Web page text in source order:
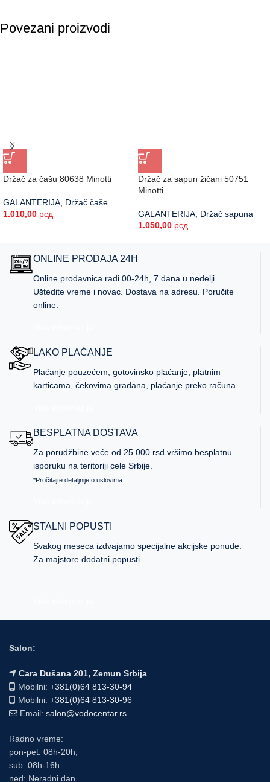
Povezani proizvodi
Držač za čašu 80638 Minotti
GALANTERIJA Držač čaše
1.010,00 рсд
Držač za sapun žičani 50751
Minotti
GALANTERIJA Držač sapuna
1.050,00 рсд
ONLINE PRODAJA 24H
Online prodavnica radi 00-24h, 7 dana u nedelji.
Uštedite vreme i novac. Dostava na adresu. Poručite
online.
LAKO PLAĆANJE
Plaćanje pouzećem, gotovinsko plaćanje, platnim
karticama, čekovima građana, plaćanje preko računa.
BESPLATNA DOSTAVA
Za porudžbine veće od 25.000 rsd vršimo besplatnu
isporuku na teritoriji cele Srbije.
*Pročitajte detaljnije o uslovima:
STALNI POPUSTI
Svakog meseca izdvajamo specijalne akcijske ponude.
Za majstore dodatni popusti.
Salon:
Cara Dušana 201, Zemun Srbija
Mobilni: +381(0)64 813-30-94
Mobilni: +381(0)64 813-30-96
Email: salon@vodocentar.rs
Radno vreme:
pon-pet: 08h-20h;
sub: 08h-16h
ned: Neradni dan